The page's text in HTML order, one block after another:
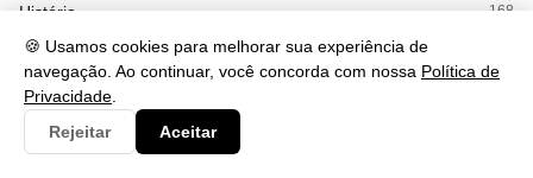
🍪 Usamos cookies para melhorar sua experiência de
navegação. Ao continuar, você concorda com nossa Política de
Privacidade
Rejeitar
Aceitar
História 168
Inglês
Interpretação
Literatura